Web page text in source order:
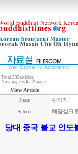
Total 535articles,
Now page is 6 / 27pages
View Article
Name 관리자
Subject 해양실크
당대 중국 불교 인도